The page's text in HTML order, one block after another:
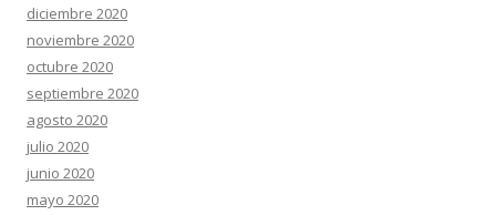
diciembre 2020
noviembre 2020
octubre 2020
septiembre 2020
agosto 2020
julio 2020
junio 2020
mayo 2020